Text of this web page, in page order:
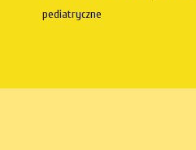
pediatryczne